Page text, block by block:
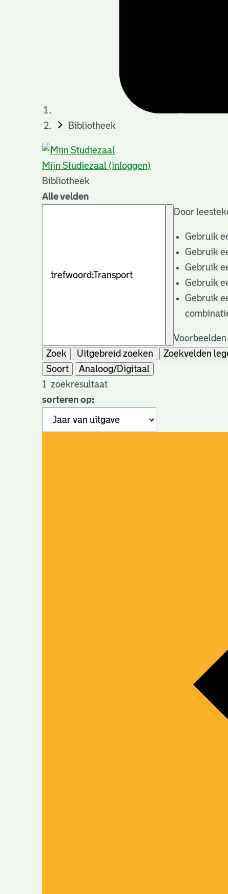
Bibliotheek
Mijn Studiezaal (inloggen)
Bibliotheek
Alle velden
Door
Gebruik
Gebruik
Gebruik
Gebruik
Gebruik
Zoek
Uitgebreid zoeken
Zoekvelden
Soort
Analoog/Digitaal
1 zoekresultaat
sorteren op: